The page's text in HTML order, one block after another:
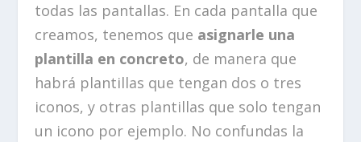
todas las pantallas. En cada pantalla que
creamos, tenemos que asignarle una
plantilla en concreto, de manera que
habrá plantillas que tengan dos o tres
iconos, y otras plantillas que solo tengan
un icono por ejemplo. No confundas la